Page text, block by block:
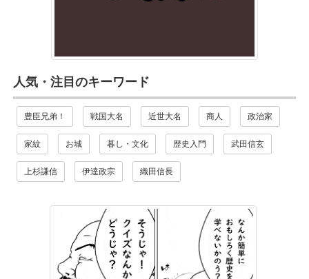
人気・注目のキーワード
豊臣兄弟！ 戦国大名 近世大名 商人 政治家
家紋 お城 暮し・文化 歴史入門 武田信玄
上杉謙信 伊達政宗 織田信長